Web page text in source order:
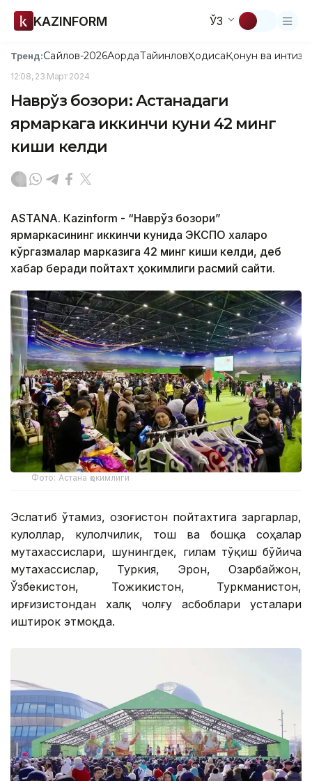
KAZINFORM ЎЗ
Тренд:Сайлов-2026АқордаТайинловҲодисаҚонун ва
12:08, 23 Март 2024
Наврўз бозори: Астанадаги
ярмаркага иккинчи куни 42 минг
киши келди
ASTANА. Кazinform - “Наврўз бозори”
ярмаркасининг иккинчи кунида ЭКСПО халқаро
кўргазмалар марказига 42 минг киши келди, деб
хабар беради пойтахт ҳокимлиги расмий сайти.
Фото: Астана ҳокимлиги
Эслатиб ўтамиз, Қозоғистон пойтахтига заргарлар,
кулоллар, кулолчилик, тош ва бошқа соҳалар
мутахассислари, шунингдек, гилам тўқиш бўйича
мутахассислар, Туркия, Эрон, Озарбайжон,
Ўзбекистон, Тожикистон, Туркманистон,
Қирғизистондан халқ чолғу асбоблари усталари
иштирок этмоқда.